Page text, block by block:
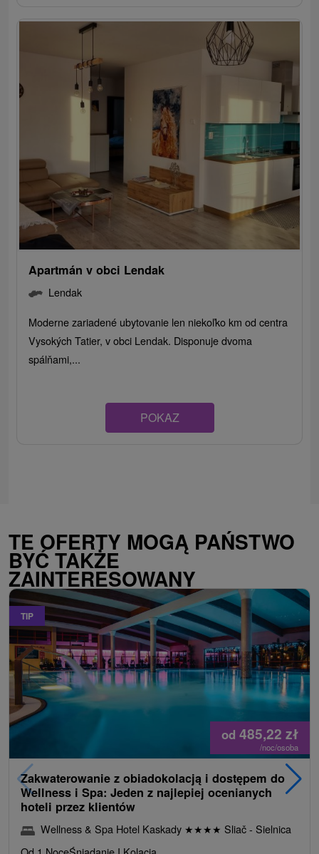
Apartmán v obci Lendak
Lendak
Moderne zariadené ubytovanie len niekoľko km od centra
Vysokých Tatier, v obci Lendak. Disponuje dvoma
spálňami,...
POKAZ
TE OFERTY MOGĄ PAŃSTWO
BYĆ TAKŻE
ZAINTERESOWANY
TIP
od 485,22 zł
/noc/osoba
Zakwaterowanie z obiadokolacją i dostępem do
Wellness i Spa: Jeden z najlepiej ocenianych
hoteli przez klientów
Wellness & Spa Hotel Kaskady ★★★★ Sliač - Sielnica